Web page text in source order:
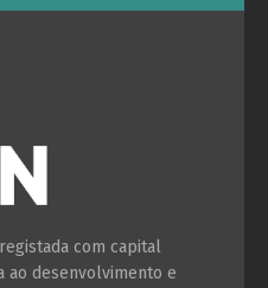
com capital
ao desenvolvimento e
Français